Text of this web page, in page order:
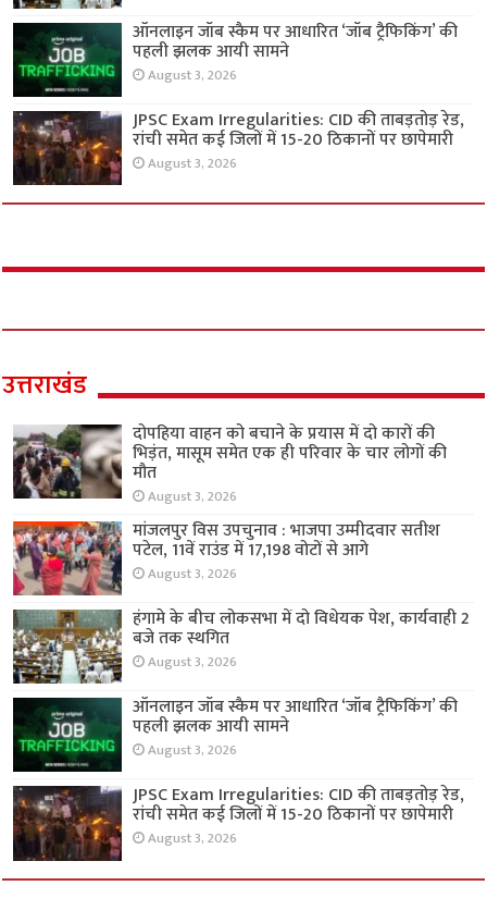
ऑनलाइन जॉब स्कैम पर आधारित ‘जॉब ट्रैफिकिंग’ की
पहली झलक आयी सामने
August 3, 2026
JPSC Exam Irregularities: CID की ताबड़तोड़ रेड,
रांची समेत कई जिलों में 15-20 ठिकानों पर छापेमारी
August 3, 2026
उत्तराखंड
दोपहिया वाहन को बचाने के प्रयास में दो कारों की
भिड़ंत, मासूम समेत एक ही परिवार के चार लोगों की
मौत
August 3, 2026
मांजलपुर विस उपचुनाव : भाजपा उम्मीदवार सतीश
पटेल, 11वें राउंड में 17,198 वोटों से आगे
August 3, 2026
हंगामे के बीच लोकसभा में दो विधेयक पेश, कार्यवाही 2
बजे तक स्थगित
August 3, 2026
ऑनलाइन जॉब स्कैम पर आधारित ‘जॉब ट्रैफिकिंग’ की
पहली झलक आयी सामने
August 3, 2026
JPSC Exam Irregularities: CID की ताबड़तोड़ रेड,
रांची समेत कई जिलों में 15-20 ठिकानों पर छापेमारी
August 3, 2026